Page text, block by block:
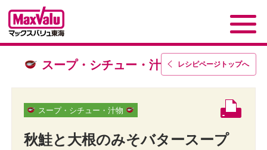
レシピページトップへ
スープ・シチュー・汁物
スープ・シチュー・汁物
秋鮭と大根のみそバタースープ